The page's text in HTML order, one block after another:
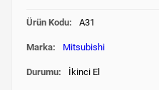
Ürün Kodu: A31
Marka: Mitsubishi
Durumu: İkinci El